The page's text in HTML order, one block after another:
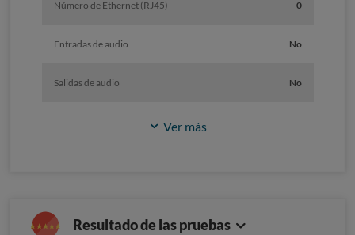
Número de Ethernet (RJ45) 0
Entradas de audio No
Salidas de audio No
Ver más
Resultado de las pruebas